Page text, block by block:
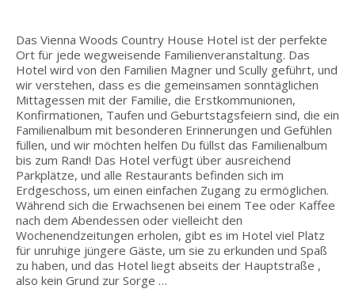
Das Vienna Woods Country House Hotel ist der perfekte
Ort für jede wegweisende Familienveranstaltung. Das
Hotel wird von den Familien Magner und Scully geführt, und
wir verstehen, dass es die gemeinsamen sonntäglichen
Mittagessen mit der Familie, die Erstkommunionen,
Konfirmationen, Taufen und Geburtstagsfeiern sind, die ein
Familienalbum mit besonderen Erinnerungen und Gefühlen
füllen, und wir möchten helfen Du füllst das Familienalbum
bis zum Rand! Das Hotel verfügt über ausreichend
Parkplätze, und alle Restaurants befinden sich im
Erdgeschoss, um einen einfachen Zugang zu ermöglichen.
Während sich die Erwachsenen bei einem Tee oder Kaffee
nach dem Abendessen oder vielleicht den
Wochenendzeitungen erholen, gibt es im Hotel viel Platz
für unruhige jüngere Gäste, um sie zu erkunden und Spaß
zu haben, und das Hotel liegt abseits der Hauptstraße ,
also kein Grund zur Sorge …